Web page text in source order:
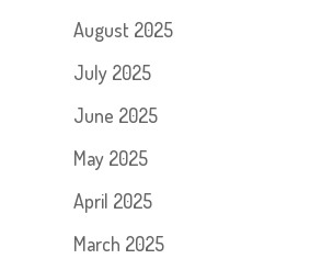
August 2025
July 2025
June 2025
May 2025
April 2025
March 2025